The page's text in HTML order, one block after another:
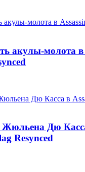
акулы-молота в
Дю Касса
Resynced